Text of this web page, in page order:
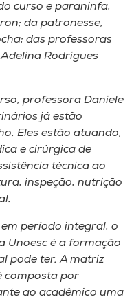
curso e paraninfa,
da patronesse,
das professoras
Rodrigues
professora Daniele
já estão
Eles estão atuando,
e cirúrgica de
técnica ao
inspeção, nutrição
período integral, o
Unoesc é a formação
pode ter. A matriz
composta por
ao acadêmico uma